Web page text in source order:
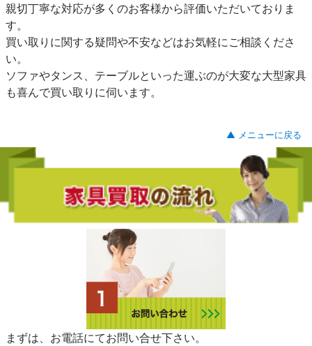
親切丁寧な対応が多くのお客様から評価いただいておりま
す。
買い取りに関する疑問や不安などはお気軽にご相談くださ
い。
ソファやタンス、テーブルといった運ぶのが大変な大型家具
も喜んで買い取りに伺います。
▲ メニューに戻る
まずは、お電話にてお問い合せ下さい。